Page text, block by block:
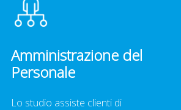
Amministrazione del
Personale
Lo studio assiste clienti di